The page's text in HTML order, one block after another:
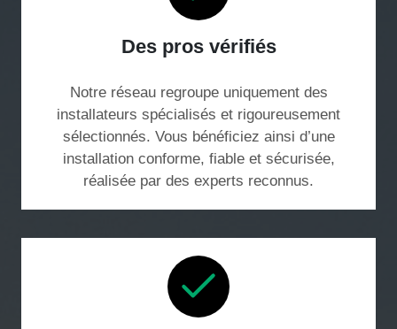
Des pros vérifiés
Notre réseau regroupe uniquement des
installateurs spécialisés et rigoureusement
sélectionnés. Vous bénéficiez ainsi d’une
installation conforme, fiable et sécurisée,
réalisée par des experts reconnus.